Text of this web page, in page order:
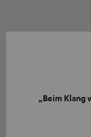
„Beim